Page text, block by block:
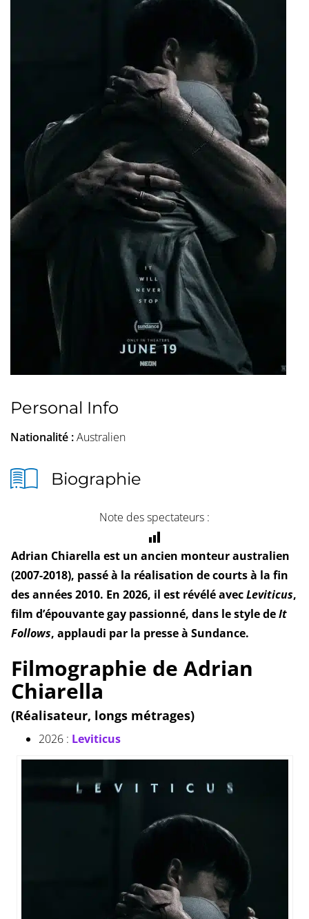
Personal Info
Nationalité :Australien
Biographie
Note des spectateurs :
Adrian Chiarella est un ancien monteur australien
(2007-2018), passé à la réalisation de courts à la fin
des années 2010. En 2026, il est révélé avecLeviticus,
film d’épouvante gay passionné, dans le style deIt
Follows, applaudi par la presse à Sundance.
Filmographie de Adrian
Chiarella
(Réalisateur, longs métrages)
2026 : Leviticus